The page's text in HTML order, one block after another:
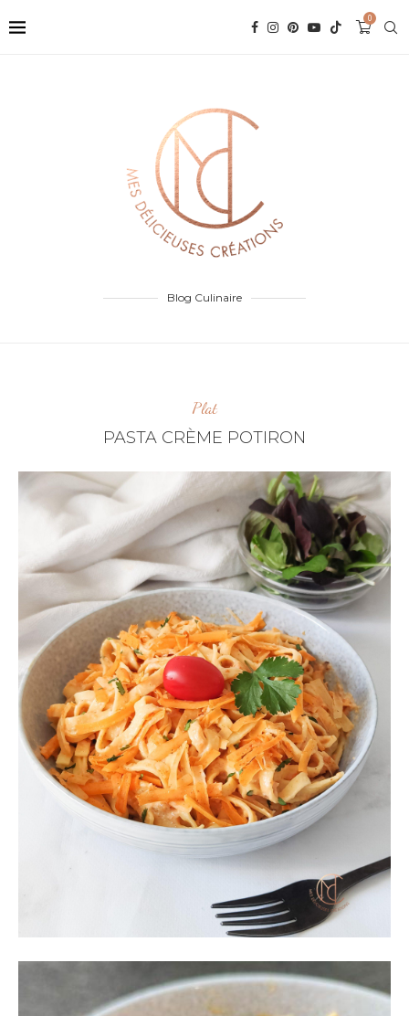
0
Blog Culinaire
Plat
PASTA CRÈME POTIRON